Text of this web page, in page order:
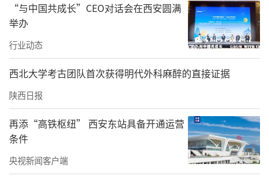
演、展览、宣传等活动平台，帮助他们拓展市
场，把机器人的“本领”广泛传播。
“就像法拉第发明交流电时，谁能想到它会照
亮今天的万家灯火？”杨增福教授说，科研创
新就像种子，扎根产业的土壤才能发芽。
从现在到未来：果园里的“机器人”将玩
出“新花样”
“未来的果园，可能不用果农亲自上阵，倒是
“与中国共成长”CEO对话会在西安圆满
举办
行业动态
西北大学考古团队首次获得明代外科麻醉的直接证据
陕西日报
再添“高铁枢纽” 西安东站具备开通运营
条件
央视新闻客户端